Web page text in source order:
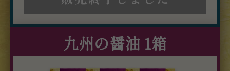
九州の醤油 1箱